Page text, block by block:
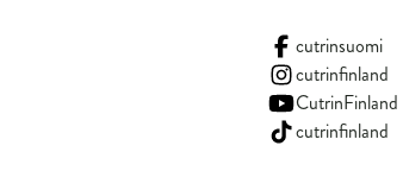
cutrinsuomi
cutrinfinland
CutrinFinland
cutrinfinland